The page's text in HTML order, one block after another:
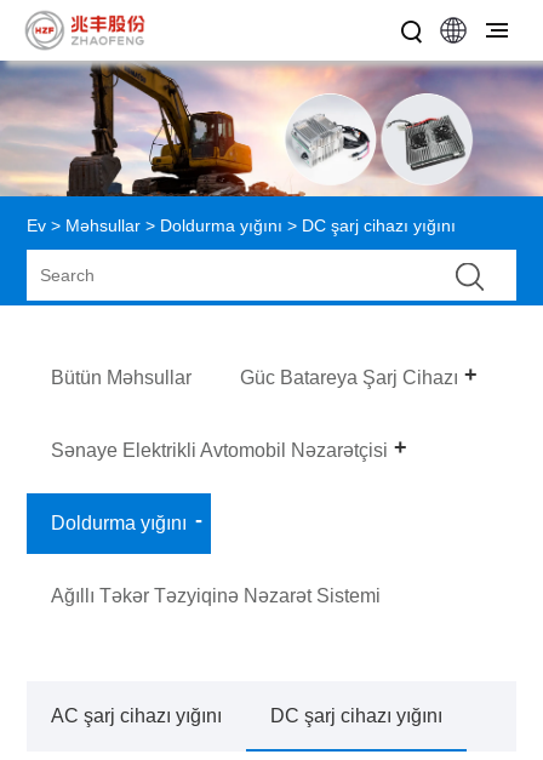
Ev > Məhsullar > Doldurma yığını > DC şarj cihazı yığını
Bütün Məhsullar Güc Batareya Şarj Cihazı
Sənaye Elektrikli Avtomobil Nəzarətçisi
Doldurma yığını
Ağıllı Təkər Təzyiqinə Nəzarət Sistemi
AC şarj cihazı yığını DC şarj cihazı yığını